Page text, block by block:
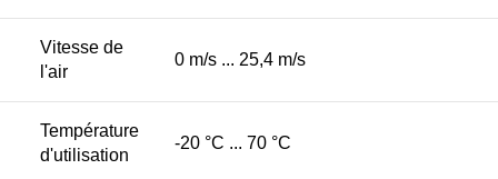
Vitesse de
l'air
0 m/s ... 25,4 m/s
Température
d'utilisation
-20 °C ... 70 °C